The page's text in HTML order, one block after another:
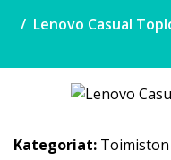
Lenovo Casual
Kategoriat: